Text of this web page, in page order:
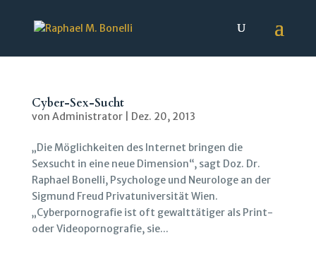
Cyber-Sex-Sucht
von Administrator| Dez. 20, 2013
„Die Möglichkeiten des Internet bringen die
Sexsucht in eine neue Dimension“, sagt Doz. Dr.
Raphael Bonelli, Psychologe und Neurologe an der
Sigmund Freud Privatuniversität Wien.
„Cyberpornografie ist oft gewalttätiger als Print-
oder Videopornografie, sie...